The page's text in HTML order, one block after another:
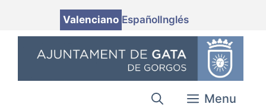
Valenciano EspañolInglés
Menu